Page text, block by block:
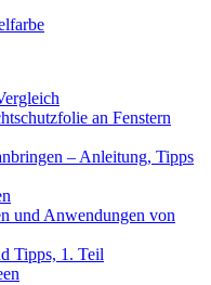
an Fenstern
– Anleitung, Tipps
und Anwendungen von
Tipps, 1. Teil